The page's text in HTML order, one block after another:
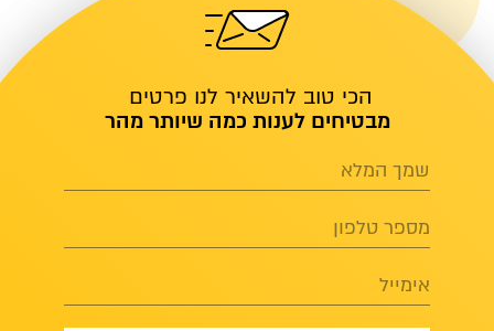
הכי טוב להשאיר לנו פרטים
מבטיחים לענות כמה שיותר מהר
שמך המלא
מספר טלפון
אימייל